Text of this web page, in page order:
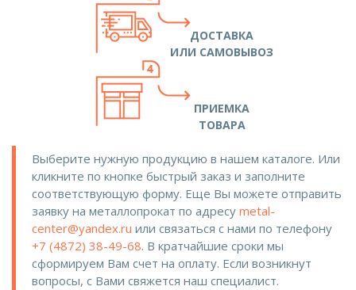
ДОСТАВКА
ИЛИ САМОВЫВОЗ
ПРИЕМКА
ТОВАРА
Выберите нужную продукцию в нашем каталоге. Или
кликните по кнопке быстрый заказ и заполните
соответствующую форму. Еще Вы можете отправить
заявку на металлопрокат по адресу metal-
center@yandex.ru или связаться с нами по телефону
+7 (4872) 38-49-68. В кратчайшие сроки мы
сформируем Вам счет на оплату. Если возникнут
вопросы, с Вами свяжется наш специалист.